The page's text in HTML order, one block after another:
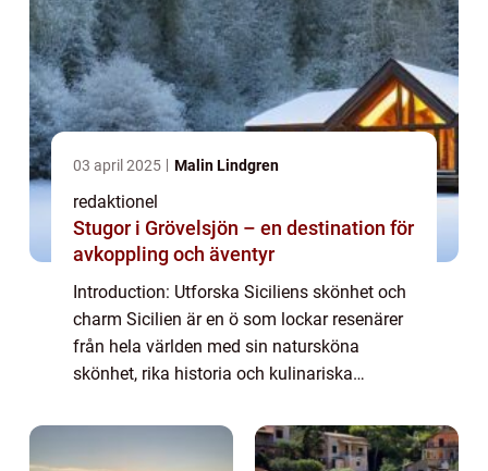
03 april 2025 Malin Lindgren
redaktionel
Stugor i Grövelsjön – en destination för
avkoppling och äventyr
Introduction: Utforska Siciliens skönhet och
charm Sicilien är en ö som lockar resenärer
från hela världen med sin natursköna
skönhet, rika historia och kulinariska
stränder och pulserande städer, erbjuder ...